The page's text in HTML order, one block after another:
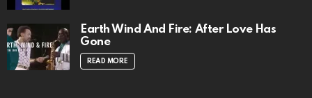
Earth Wind And Fire: After Love Has
Gone
READ MORE